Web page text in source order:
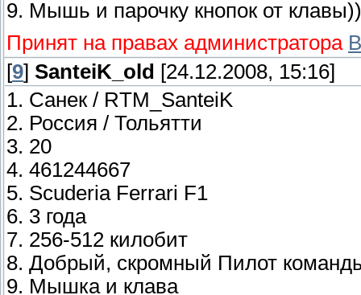
9. Мышь и парочку кнопок от
Принят на правах администратора
[9] SanteiK_old [24.12.2008, 15:16]
1. Санек / RTM_SanteiK
2. Россия / Тольятти
3. 20
4. 461244667
5. Scuderia Ferrari F1
6. 3 года
7. 256-512 килобит
8. Добрый, скромный Пилот
9. Мышка и клава